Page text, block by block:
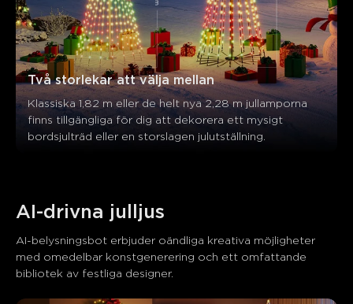
Två storlekar att välja mellan
Klassiska 1,82 m eller de helt nya 2,28 m jullamporna
finns tillgängliga för dig att dekorera ett mysigt
bordsjulträd eller en storslagen julutställning.
AI-drivna julljus
AI-belysningsbot erbjuder oändliga kreativa möjligheter
med omedelbar konstgenerering och ett omfattande
bibliotek av festliga designer.